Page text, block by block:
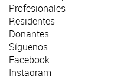
Profesionales
Residentes
Donantes
Síguenos
Facebook
Instagram